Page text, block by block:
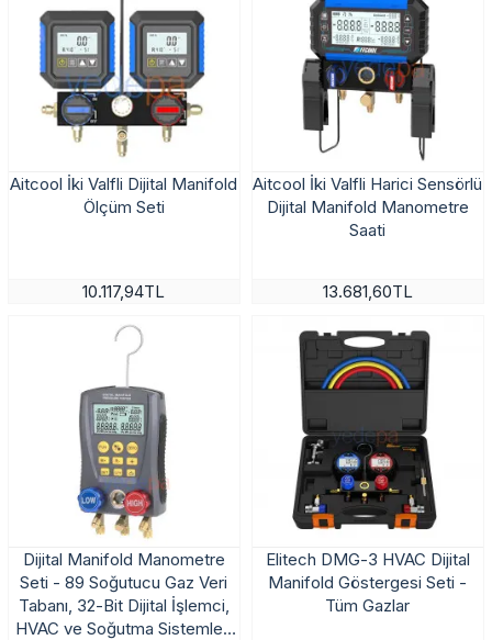
Aitcool İki Valfli Dijital Manifold
Ölçüm Seti
10.117,94TL
Aitcool İki Valfli Harici Sensörlü
Dijital Manifold Manometre
Saati
13.681,60TL
Dijital Manifold Manometre
Seti - 89 Soğutucu Gaz Veri
Tabanı, 32-Bit Dijital İşlemci,
HVAC ve Soğutma Sistemleri
Elitech DMG-3 HVAC Dijital
Manifold Göstergesi Seti -
Tüm Gazlar